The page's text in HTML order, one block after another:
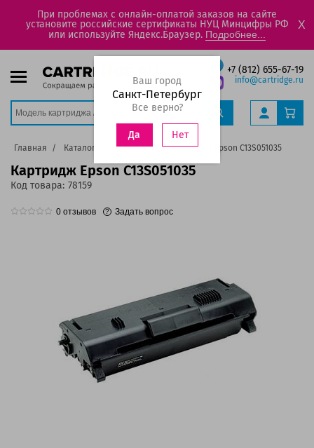
При проблемах с онлайн-оплатой заказов на сайте
установите российские сертификаты НУЦ Минцифры РФ
или используйте Яндекс.Браузер. Подробнее...
X
+7 (812) 655-67-19
info@cartridge.ru
Ваш город
Санкт-Петербург
Все верно?
Да Нет
Главная Каталог Картриджи Картридж Epson C13S051035
Картридж Epson C13S051035
Код товара: 78159
0 отзывов Задать вопрос